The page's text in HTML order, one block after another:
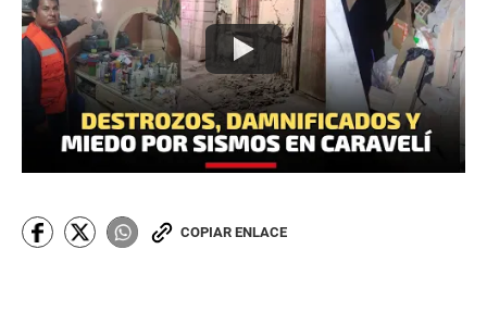
COPIAR ENLACE